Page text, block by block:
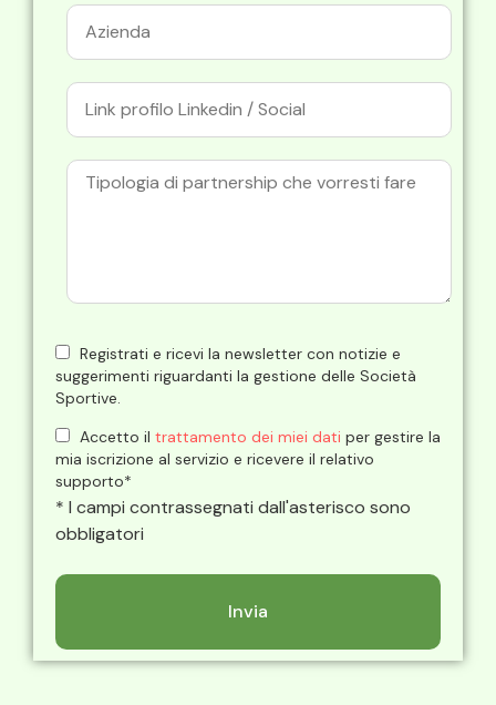
Registrati e ricevi la newsletter con notizie e
suggerimenti riguardanti la gestione delle Società
Sportive.
Accetto il trattamento dei miei dati per gestire la
mia iscrizione al servizio e ricevere il relativo
supporto*
* I campi contrassegnati dall'asterisco sono
obbligatori